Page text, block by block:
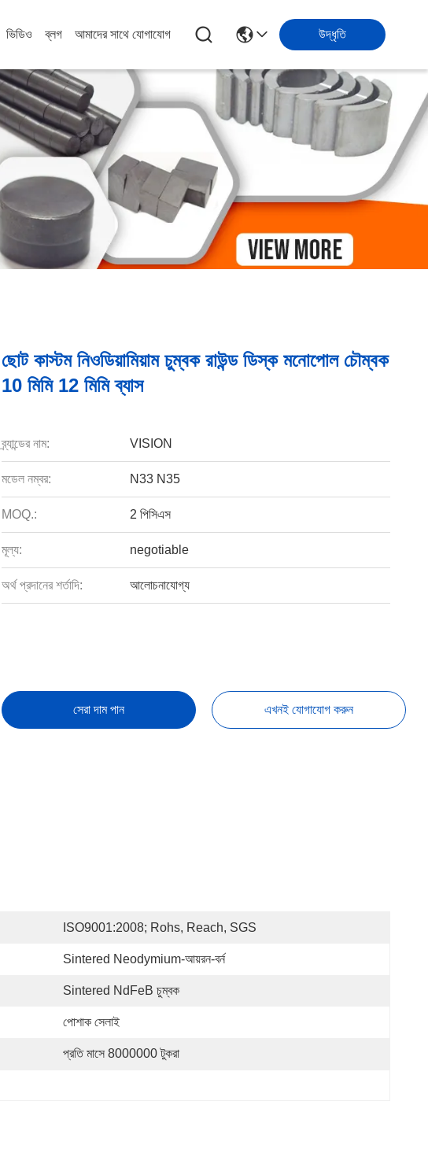
ভিডিও ব্লগ আমাদের সাথে যোগাযোগ উদ্ধৃতি
ছোট কাস্টম নিওডিয়ামিয়াম চুম্বক রাউন্ড ডিস্ক মনোপোল চৌম্বক
10 মিমি 12 মিমি ব্যাস
ব্র্যান্ডের নাম: VISION
মডেল নম্বর: N33 N35
MOQ.: 2 পিসিএস
মূল্য: negotiable
অর্থ প্রদানের শর্তাদি: আলোচনাযোগ্য
সেরা দাম পান এখনই যোগাযোগ করুন
ISO9001:2008; Rohs, Reach, SGS
Sintered Neodymium-আয়রন-বর্ন
Sintered NdFeB চুম্বক
পোশাক সেলাই
প্রতি মাসে 8000000 টুকরা